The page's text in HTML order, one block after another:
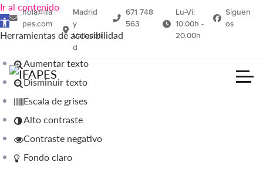
Ir al contenido
Abrir barra de herramientas
Herramientas de accesibilidad
Aumentar texto
Disminuir texto
Escala de grises
Alto contraste
Contraste negativo
Fondo claro
hola@ifa
pes.com
Madrid
y
Valladoli
d
671 748
563
Lu-Vi:
10.00h -
20.00h
Síguen
os